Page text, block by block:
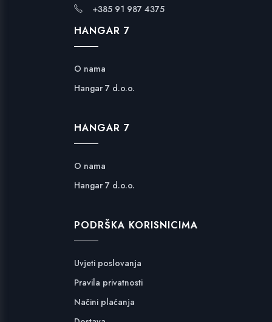
+385 91 987 4375
HANGAR 7
O nama
Hangar 7 d.o.o.
HANGAR 7
O nama
Hangar 7 d.o.o.
PODRŠKA KORISNICIMA
Uvjeti poslovanja
Pravila privatnosti
Načini plaćanja